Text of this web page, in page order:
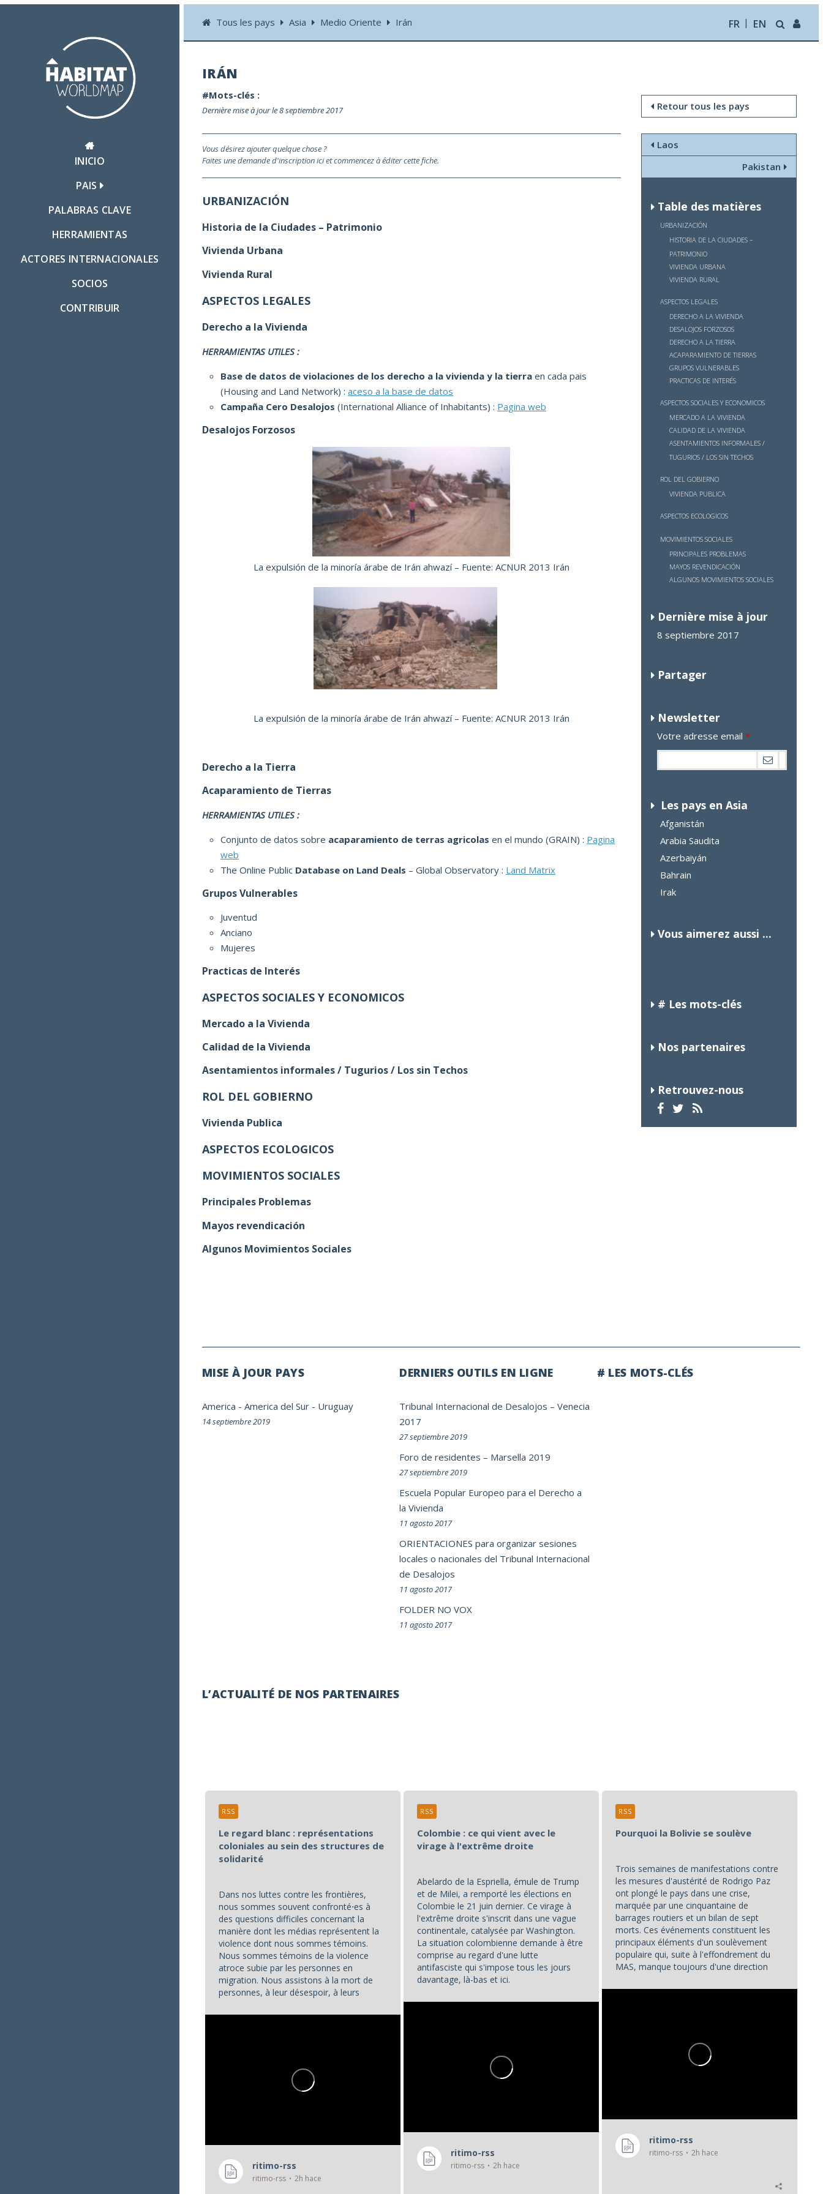
INICIO
PAIS
PALABRAS CLAVE
HERRAMIENTAS
ACTORES INTERNACIONALES
SOCIOS
CONTRIBUIR
Tous les pays Asia Medio Oriente Irán FR EN
IRÁN
#Mots-clés :
Dernière mise à jour le 8 septiembre 2017
Vous désirez ajouter quelque chose ?
Faites une demande d'inscription ici et commencez à éditer cette fiche.
URBANIZACIÓN
Historia de la Ciudades – Patrimonio
Vivienda Urbana
Vivienda Rural
ASPECTOS LEGALES
Derecho a la Vivienda
HERRAMIENTAS UTILES :
Base de datos de violaciones de los derecho a la vivienda y la tierra en cada pais
(Housing and Land Network) : aceso a la base de datos
Campaña Cero Desalojos (International Alliance of Inhabitants) : Pagina web
Desalojos Forzosos
La expulsión de la minoría árabe de Irán ahwazí – Fuente: ACNUR 2013 Irán
La expulsión de la minoría árabe de Irán ahwazí – Fuente: ACNUR 2013 Irán
Derecho a la Tierra
Acaparamiento de Tierras
HERRAMIENTAS UTILES :
Conjunto de datos sobre acaparamiento de terras agricolas en el mundo (GRAIN) : Pagina
web
The Online Public Database on Land Deals – Global Observatory : Land Matrix
Grupos Vulnerables
Juventud
Anciano
Mujeres
Practicas de Interés
ASPECTOS SOCIALES Y ECONOMICOS
Mercado a la Vivienda
Calidad de la Vivienda
Asentamientos informales / Tugurios / Los sin Techos
ROL DEL GOBIERNO
Vivienda Publica
ASPECTOS ECOLOGICOS
MOVIMIENTOS SOCIALES
Principales Problemas
Mayos revendicación
Algunos Movimientos Sociales
Retour tous les pays
Laos
Pakistan
Table des matières
URBANIZACIÓN
HISTORIA DE LA CIUDADES –
PATRIMONIO
VIVIENDA URBANA
VIVIENDA RURAL
ASPECTOS LEGALES
DERECHO A LA VIVIENDA
DESALOJOS FORZOSOS
DERECHO A LA TIERRA
ACAPARAMIENTO DE TIERRAS
GRUPOS VULNERABLES
PRACTICAS DE INTERÉS
ASPECTOS SOCIALES Y ECONOMICOS
MERCADO A LA VIVIENDA
CALIDAD DE LA VIVIENDA
ASENTAMIENTOS INFORMALES /
TUGURIOS / LOS SIN TECHOS
ROL DEL GOBIERNO
VIVIENDA PUBLICA
ASPECTOS ECOLOGICOS
MOVIMIENTOS SOCIALES
PRINCIPALES PROBLEMAS
MAYOS REVENDICACIÓN
ALGUNOS MOVIMIENTOS SOCIALES
Dernière mise à jour
8 septiembre 2017
Partager
Newsletter
Votre adresse email*
Les pays en Asia
Afganistán
Arabia Saudita
Azerbaiyán
Bahrain
Irak
Vous aimerez aussi ...
# Les mots-clés
Nos partenaires
Retrouvez-nous
MISE À JOUR PAYS
America - America del Sur - Uruguay
14 septiembre 2019
DERNIERS OUTILS EN LIGNE
Tribunal Internacional de Desalojos – Venecia
2017
27 septiembre 2019
Foro de residentes – Marsella 2019
27 septiembre 2019
Escuela Popular Europeo para el Derecho a
la Vivienda
11 agosto 2017
ORIENTACIONES para organizar sesiones
locales o nacionales del Tribunal Internacional
de Desalojos
11 agosto 2017
FOLDER NO VOX
11 agosto 2017
# LES MOTS-CLÉS
L’ACTUALITÉ DE NOS PARTENAIRES
Le regard blanc : représentations
coloniales au sein des structures de
solidarité
Dans nos luttes contre les frontières,
nous sommes souvent confronté⋅es à
des questions difficiles concernant la
manière dont les médias représentent la
violence dont nous sommes témoins.
Nous sommes témoins de la violence
atroce subie par les personnes en
migration. Nous assistons à la mort de
personnes, à leur désespoir, à leurs
ritimo-rss
ritimo-rss 2h hace
RSS
Colombie : ce qui vient avec le
virage à l'extrême droite
Abelardo de la Espriella, émule de Trump
et de Milei, a remporté les élections en
Colombie le 21 juin dernier. Ce virage à
l'extrême droite s'inscrit dans une vague
continentale, catalysée par Washington.
La situation colombienne demande à être
comprise au regard d'une lutte
antifasciste qui s'impose tous les jours
davantage, là-bas et ici.
...
ritimo-rss
ritimo-rss 2h hace
RSS
Pourquoi la Bolivie se soulève
Trois semaines de manifestations contre
les mesures d'austérité de Rodrigo Paz
ont plongé le pays dans une crise,
marquée par une cinquantaine de
barrages routiers et un bilan de sept
morts. Ces événements constituent les
principaux éléments d'un soulèvement
populaire qui, suite à l'effondrement du
MAS, manque toujours d'une direction
ritimo-rss
ritimo-rss 2h hace
RSS